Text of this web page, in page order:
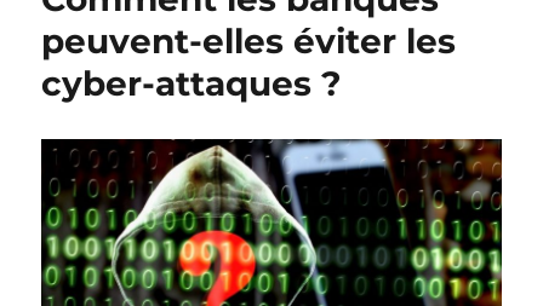
peuvent-elles éviter les
cyber-attaques ?